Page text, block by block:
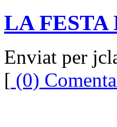
LA
Enviat per
[ (0)